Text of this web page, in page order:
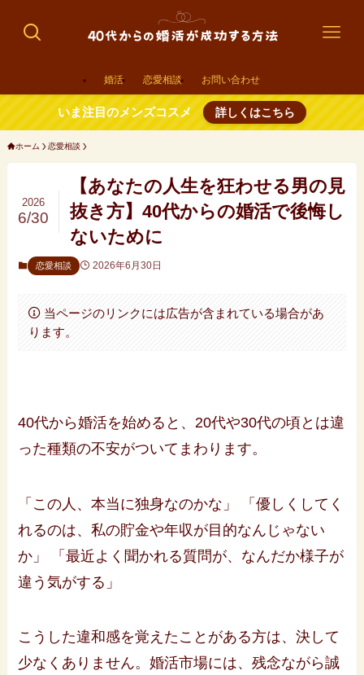
婚活 恋愛相談 お問い合わせ
いま注目のメンズコスメ 詳しくはこちら
ホーム 恋愛相談
【あなたの人生を狂わせる男の見
抜き方】40代からの婚活で後悔し
ないために
2026
6/30
恋愛相談 2026年6月30日
当ページのリンクには広告が含まれている場合があ
ります。
40代から婚活を始めると、20代や30代の頃とは違
った種類の不安がついてまわります。
「この人、本当に独身なのかな」 「優しくしてく
れるのは、私の貯金や年収が目的なんじゃない
か」 「最近よく聞かれる質問が、なんだか様子が
違う気がする」
こうした違和感を覚えたことがある方は、決して
少なくありません。婚活市場には、残念ながら誠